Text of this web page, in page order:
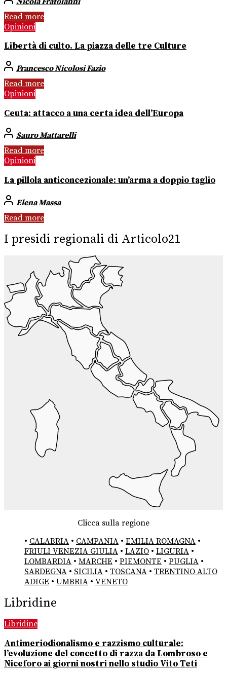
Read more
Opinioni
Libertà di culto. La piazza delle tre Culture
Francesco Nicolosi Fazio
Read more
Opinioni
Ceuta: attacco a una certa idea dell’Europa
Sauro Mattarelli
Read more
Opinioni
La pillola anticoncezionale: un’arma a doppio taglio
Elena Massa
Read more
I presidi regionali di Articolo21
Clicca sulla regione
• CALABRIA • CAMPANIA • EMILIA ROMAGNA •
FRIULI VENEZIA GIULIA • LAZIO • LIGURIA •
LOMBARDIA • MARCHE • PIEMONTE • PUGLIA •
SARDEGNA • SICILIA • TOSCANA • TRENTINO ALTO
ADIGE • UMBRIA • VENETO
Libridine
Libridine
Antimeriodionalismo e razzismo culturale:
l’evoluzione del concetto di razza da Lombroso e
Niceforo ai giorni nostri nello studio Vito Teti